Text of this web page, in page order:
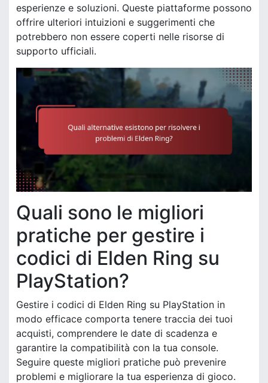
esperienze e soluzioni. Queste piattaforme possono
offrire ulteriori intuizioni e suggerimenti che
potrebbero non essere coperti nelle risorse di
supporto ufficiali.
Quali sono le migliori
pratiche per gestire i
codici di Elden Ring su
PlayStation?
Gestire i codici di Elden Ring su PlayStation in
modo efficace comporta tenere traccia dei tuoi
acquisti, comprendere le date di scadenza e
garantire la compatibilità con la tua console.
Seguire queste migliori pratiche può prevenire
problemi e migliorare la tua esperienza di gioco.